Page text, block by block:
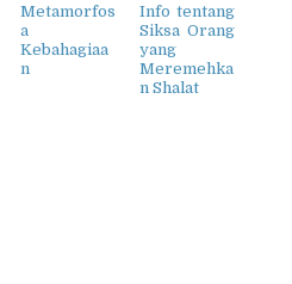
Metamorfos
a
Kebahagiaa
n
Info tentang
Siksa Orang
yang
Meremehka
n Shalat